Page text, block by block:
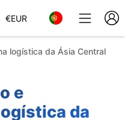
€EUR
logística da Ásia Central
e
da